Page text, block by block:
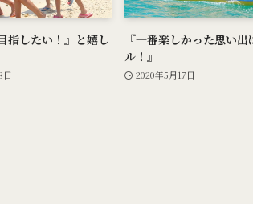
指したい！』と嬉し
『一番楽しかった思い出
ル！』
2020年5月17日